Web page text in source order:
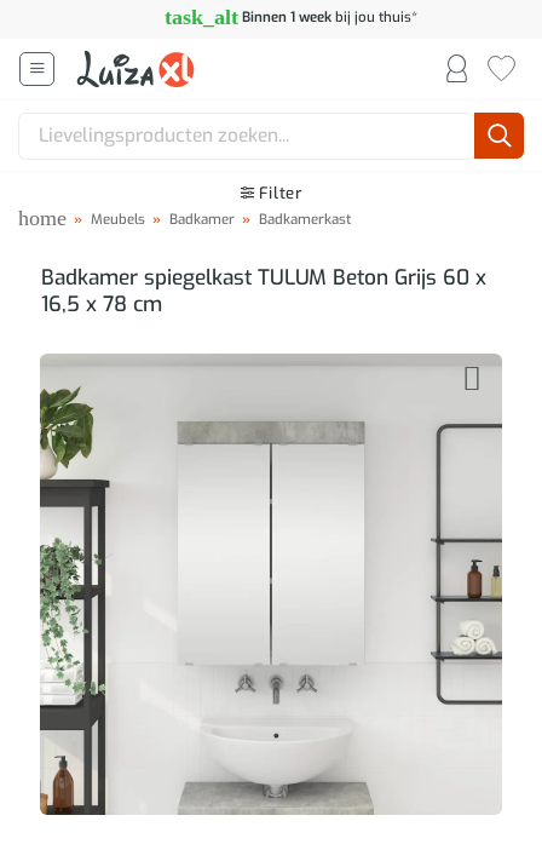
inhoud
task_alt Binnen 1 weekbij jou thuis*
Zoeken
Filter
home » Meubels » Badkamer » Badkamerkast
Badkamer spiegelkast TULUM Beton Grijs 60 x
16,5 x 78 cm